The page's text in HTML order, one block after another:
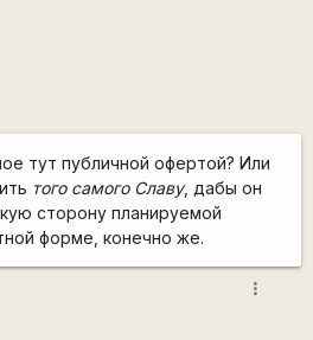
тут публичной офертой? Или
того самого Славу, дабы он
сторону планируемой
форме, конечно же.
more_vert